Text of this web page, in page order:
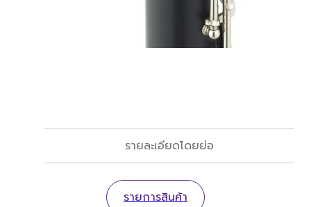
รายละเอียดโดยย่อ
รายการสินค้า